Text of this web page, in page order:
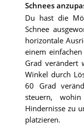
Schnees
Du hast die
Schnee
horizontale
einem
Grad verändert
Winkel durch
60 Grad
steuern,
Hindernisse zu
platzieren.